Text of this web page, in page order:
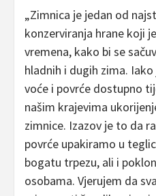
„Zimnica je jedan od
konzerviranja hrane koji
vremena, kako bi se
hladnih i dugih zima.
voće i povrće dostupno
našim krajevima
zimnice. Izazov je to da
povrće upakiramo u
bogatu trpezu, ali i
osobama. Vjerujem da